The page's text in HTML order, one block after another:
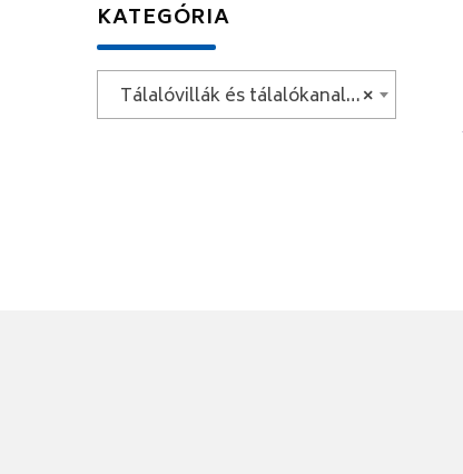
KATEGÓRIA
×
Tálalóvillák és tálalókanalak